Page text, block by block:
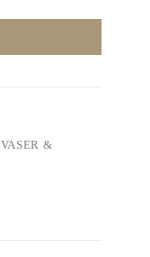
VASER &